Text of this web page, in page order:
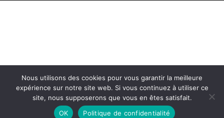
Nous utilisons des cookies pour vous garantir la meilleure
expérience sur notre site web. Si vous continuez à utiliser ce
site, nous supposerons que vous en êtes satisfait.
OK
Politique de confidentialité